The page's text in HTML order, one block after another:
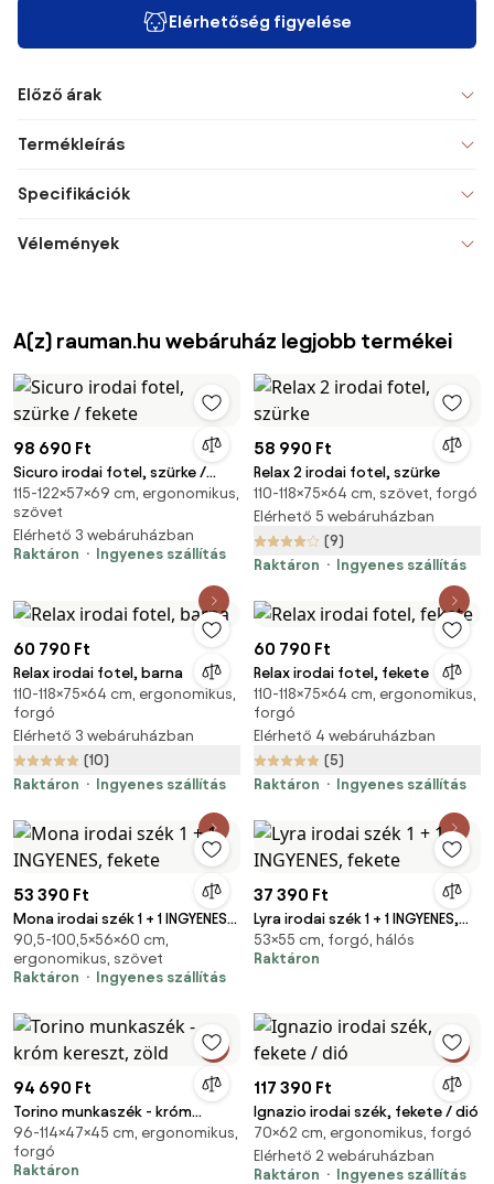
Elérhetőség figyelése
Előző árak
Termékleírás
Specifikációk
Vélemények
A(z) rauman.hu webáruház legjobb termékei
98 690 Ft
Sicuro irodai fotel, szürke /
fekete
115-122×57×69 cm, ergonomikus,
szövet
Elérhető 3 webáruházban
Raktáron
Ingyenes szállítás
58 990 Ft
Relax 2 irodai fotel, szürke
110-118×75×64 cm, szövet, forgó
Elérhető 5 webáruházban
(9)
Raktáron
Ingyenes szállítás
60 790 Ft
Relax irodai fotel, barna
110-118×75×64 cm, ergonomikus,
forgó
Elérhető 3 webáruházban
(10)
Raktáron
Ingyenes szállítás
60 790 Ft
Relax irodai fotel, fekete
110-118×75×64 cm, ergonomikus,
forgó
Elérhető 4 webáruházban
(5)
Raktáron
Ingyenes szállítás
53 390 Ft
Mona irodai szék 1 + 1 INGYENES,
fekete
90,5-100,5×56×60 cm,
ergonomikus, szövet
Raktáron
Ingyenes szállítás
37 390 Ft
Lyra irodai szék 1 + 1 INGYENES,
fekete
53×55 cm, forgó, hálós
Raktáron
94 690 Ft
Torino munkaszék - króm
kereszt, zöld
96-114×47×45 cm, ergonomikus,
forgó
Raktáron
117 390 Ft
Ignazio irodai szék, fekete / dió
70×62 cm, ergonomikus, forgó
Elérhető 2 webáruházban
Raktáron
Ingyenes szállítás